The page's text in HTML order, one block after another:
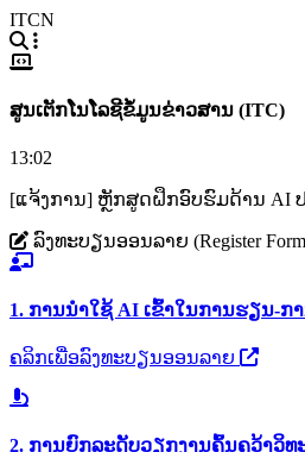
ITCN
ສູນເຕັກໂນໂລຊີຂໍ້ມູນຂ່າວສານ (ITC)
13:02
[ແຈ້ງການ] ຫຼັກສູດຝຶກອົບຮົມດ້ານ AI ປ
ລົງທະບຽນອອນລາຍ (Register
1. ການນຳໃຊ້ AI ເຂົ້າໃນການຮຽນ-ກ
ຄລິກເພື່ອລົງທະບຽນອອນລາຍ
2. ການຍົກລະດັບວຽກງານຄົ້ນຄວ້າວິທ